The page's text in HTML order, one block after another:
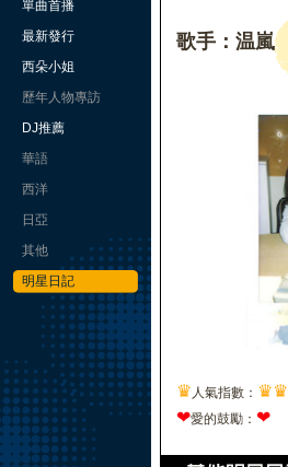
單曲首播
最新發行
西朵小姐
歷年人物專訪
DJ推薦
華語
西洋
日亞
其他
明星日記
歌手：温嵐
♛ 人氣指數： ♛♛
❤愛的鼓勵： ❤